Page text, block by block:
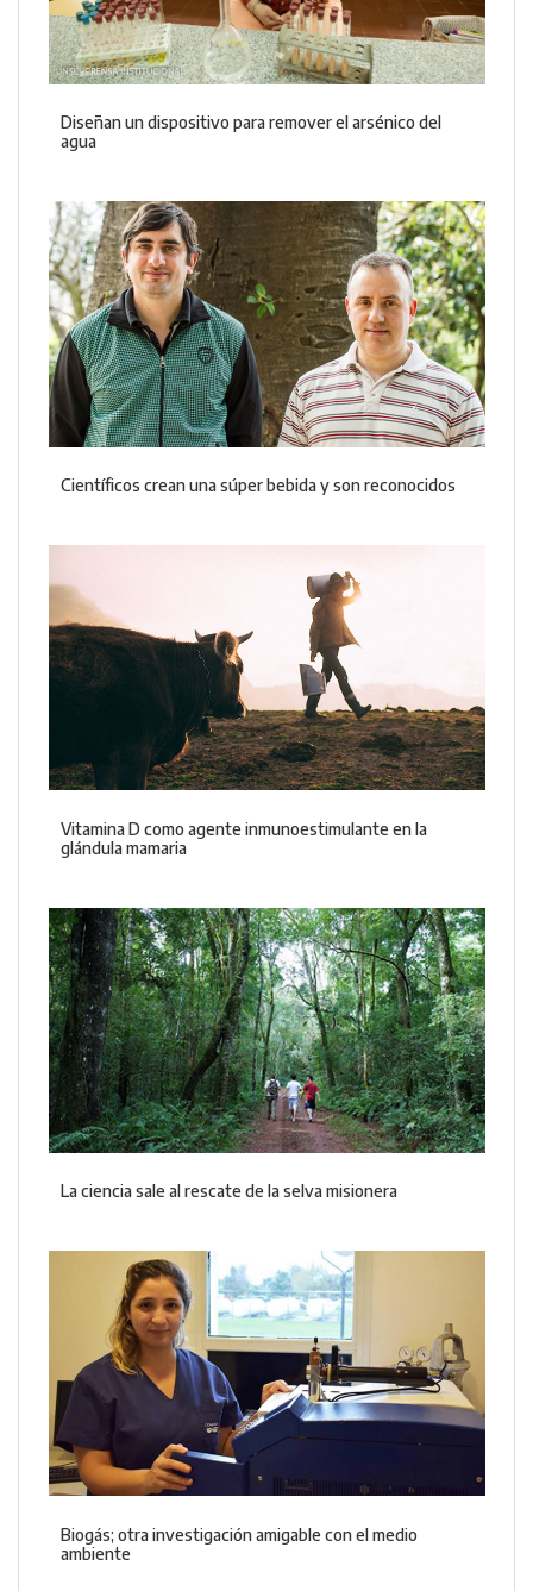
Diseñan un dispositivo para remover el arsénico del
agua
Científicos crean una súper bebida y son reconocidos
Vitamina D como agente inmunoestimulante en la
glándula mamaria
La ciencia sale al rescate de la selva misionera
Biogás; otra investigación amigable con el medio
ambiente